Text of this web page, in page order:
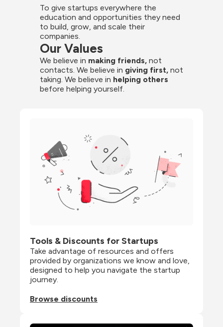
To give startups everywhere the
education and opportunities they need
to build, grow, and scale their
companies.
Our Values
We believe in making friends, not
contacts. We believe in giving first, not
taking. We believe in helping others
before helping yourself.
Tools & Discounts for Startups
Take advantage of resources and offers
provided by organizations we know and love,
designed to help you navigate the startup
journey.
Browse discounts